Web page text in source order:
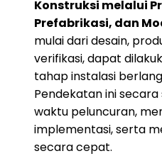
Konstruksi melalui
Prefabrikasi, dan
mulai dari desain,
verifikasi, dapat
tahap instalasi
Pendekatan ini
waktu peluncuran,
implementasi, serta
secara cepat.